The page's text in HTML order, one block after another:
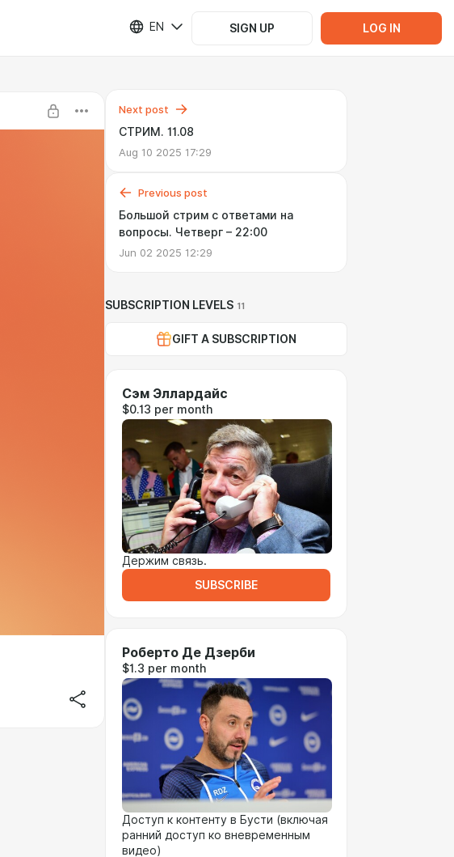
EN SIGN UP LOG IN
Next post
СТРИМ. 11.08
Aug 10 2025 17:29
Previous post
Большой стрим с ответами на
вопросы. Четверг – 22:00
Jun 02 2025 12:29
SUBSCRIPTION LEVELS 11
GIFT A SUBSCRIPTION
Сэм Эллардайс
$0.13 per month
Держим связь.
SUBSCRIBE
Роберто Де Дзерби
$1.3 per month
Доступ к контенту в Бусти (включая
ранний доступ ко вневременным
видео)